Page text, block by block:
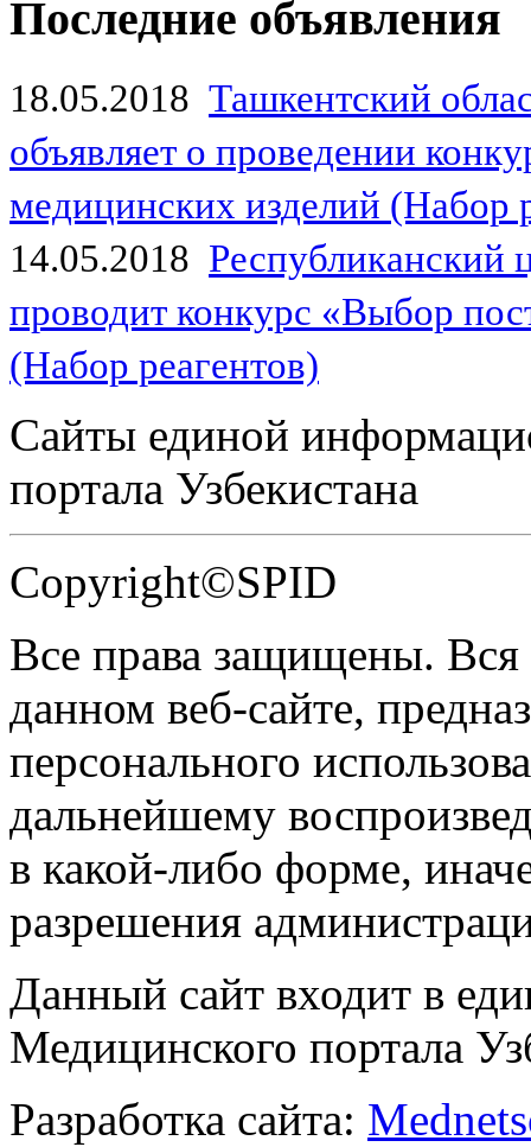
Последние объявления
18.05.2018 Ташкентский
объявляет о проведении
медицинских изделий (Набор
14.05.2018
проводит конкурс «Выбор
(Набор реагентов)
Сайты единой
портала Узбекистана
Copyright©SPID
Все права защищены.
данном веб-сайте,
персонального
дальнейшему
в какой-либо форме,
разрешения
Данный сайт входит в
Медицинского портала
Разработка сайта: